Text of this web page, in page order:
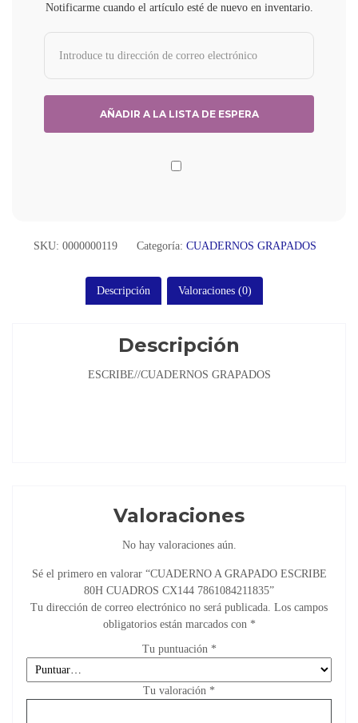
Notificarme cuando el artículo esté de nuevo en inventario.
SKU: 0000000119 Categoría: CUADERNOS GRAPADOS
Descripción Valoraciones (0)
Descripción
ESCRIBE//CUADERNOS GRAPADOS
Valoraciones
No hay valoraciones aún.
Sé el primero en valorar “CUADERNO A GRAPADO ESCRIBE
80H CUADROS CX144 7861084211835”
Tu dirección de correo electrónico no será publicada. Los campos
obligatorios están marcados con *
Tu puntuación *
Tu valoración *